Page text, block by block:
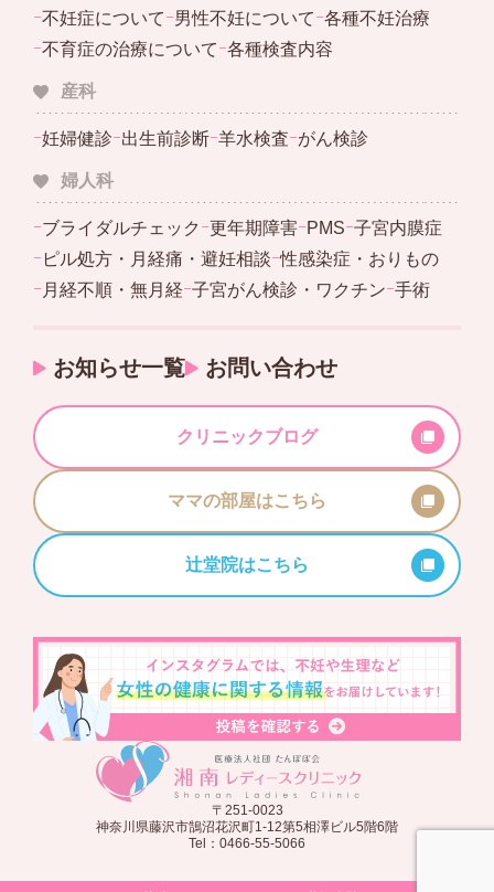
ｰ不妊症についてｰ男性不妊についてｰ各種不妊治療
ｰ不育症の治療についてｰ各種検査内容
産科
ｰ妊婦健診ｰ出生前診断ｰ羊水検査ｰがん検診
婦人科
ｰブライダルチェック ｰ更年期障害ｰPMSｰ子宮内膜症
ｰ ピル処方・月経痛・避妊相談ｰ性感染症・おりもの
ｰ 月経不順・無月経ｰ子宮がん検診・ワクチンｰ手術
お知らせ一覧 お問い合わせ
クリニックブログ
ママの部屋はこちら
辻堂院はこちら
〒251-0023
神奈川県藤沢市鵠沼花沢町1-12第5相澤ビル5階6階
Tel：0466-55-5066